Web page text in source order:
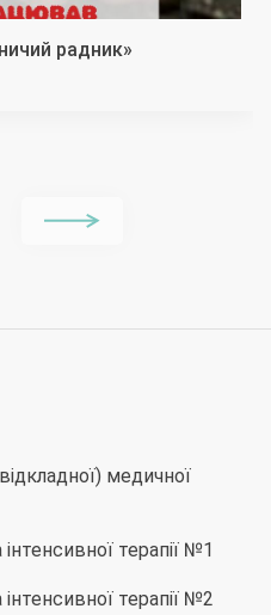
радник»
медичної
інтенсивної терапії №1
інтенсивної терапії №2